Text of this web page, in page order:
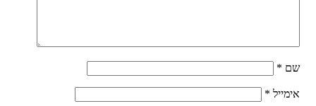
שם *
אימייל *